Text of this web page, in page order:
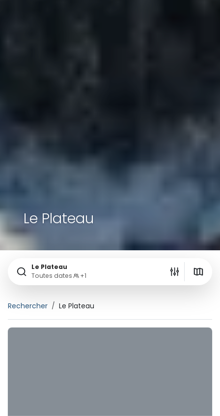
Le Plateau
Le Plateau
Toutes dates
+1
Rechercher Le Plateau